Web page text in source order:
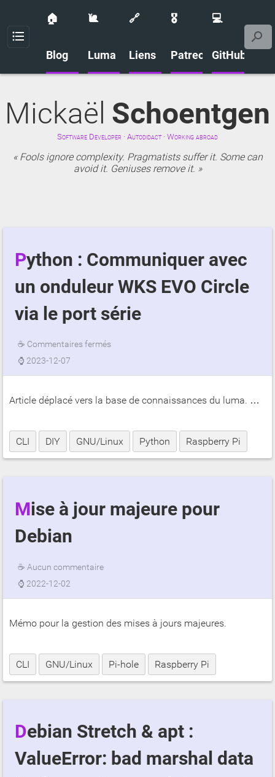
Menu
🏠
Blog
🐌
Luma
🔗
Liens
🎖️
Patreon
💻
GitHub
Mickaël Schoentgen
Software Developer · Autodidact · Working abroad
Fools ignore complexity. Pragmatists suffer it. Some can
avoid it. Geniuses remove it.
Python : Communiquer avec
un onduleur WKS EVO Circle
via le port série
☕ Commentaires fermés
⌚ 2023-12-07
Article déplacé vers la base de connaissances du luma. …
CLI DIY GNU/Linux Python Raspberry Pi
Mise à jour majeure pour
Debian
☕ Aucun commentaire
⌚ 2022-12-02
Mémo pour la gestion des mises à jours majeures.
CLI GNU/Linux Pi-hole Raspberry Pi
Debian Stretch & apt :
ValueError: bad marshal data